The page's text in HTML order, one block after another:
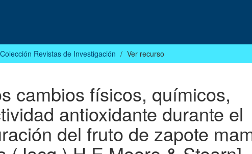
Colección Revistas de Investigación Ver recurso
cambios físicos, químicos,
antioxidante durante el
del fruto de zapote